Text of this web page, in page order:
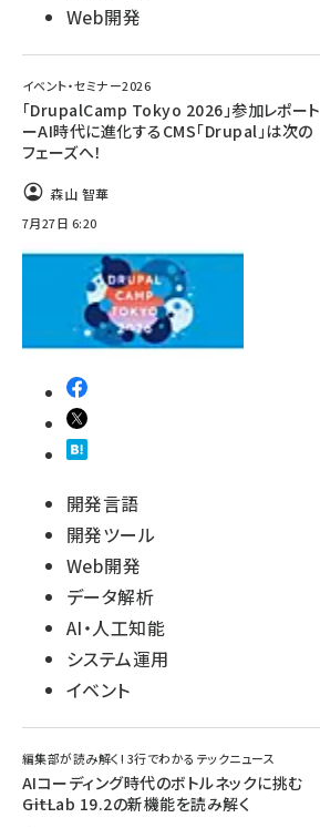
Web開発
イベント・セミナー2026
「DrupalCamp Tokyo 2026」参加レポート
ーAI時代に進化するCMS「Drupal」は次の
フェーズへ！
森山 智華
7月27日 6:20
開発言語
開発ツール
Web開発
データ解析
AI・人工知能
システム運用
イベント
編集部が読み解く! 3行でわかるテックニュース
AIコーディング時代のボトルネックに挑む
――GitLab 19.2の新機能を読み解く